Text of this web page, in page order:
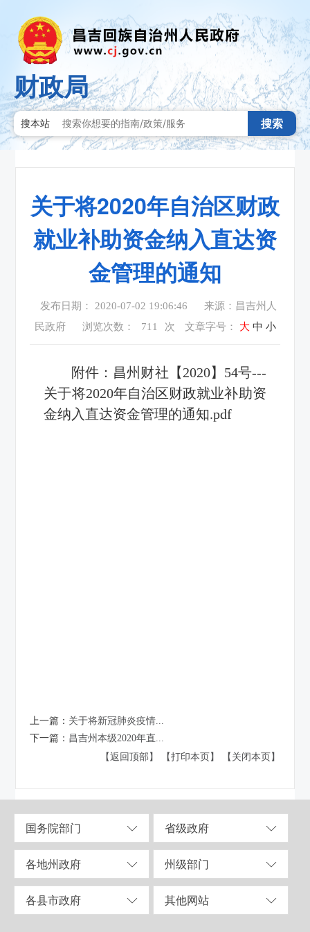
财政局
搜本站 搜索
关于将2020年自治区财政
就业补助资金纳入直达资
金管理的通知
发布日期： 2020-07-02 19:06:46
来源：昌吉州人
民政府
浏览次数： 711 次 文章字号： 大 中 小
附件： 昌州财社【2020】54号---
关于将2020年自治区财政就业补助资
金纳入直达资金管理的通知.pdf
上一篇： 关于将新冠肺炎疫情...
下一篇： 昌吉州本级2020年直...
【返回顶部】
【打印本页】 【关闭本页】
国务院部门 省级政府
各地州政府 州级部门
各县市政府 其他网站